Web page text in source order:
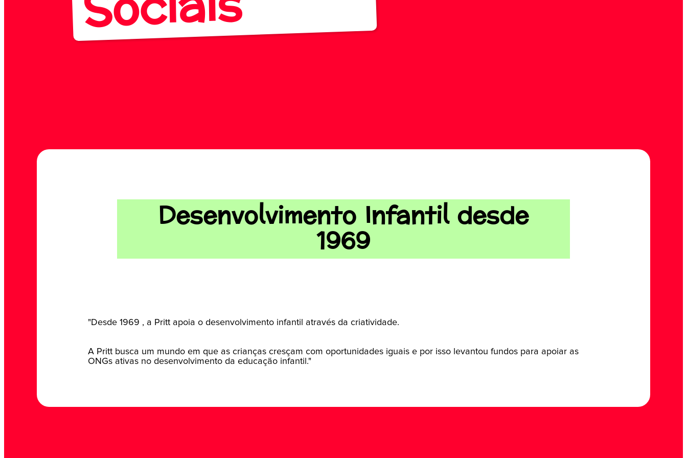
Desenvolvimento Infantil desde
1969
"Desde 1969 , a Pritt apoia o desenvolvimento infantil através da criatividade.
A Pritt busca um mundo em que as crianças cresçam com oportunidades iguais e por isso levantou fundos para apoiar as
ONGs ativas no desenvolvimento da educação infantil."